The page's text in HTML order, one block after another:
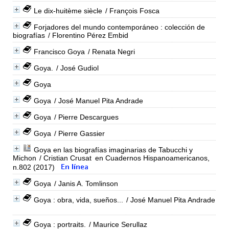
Le dix-huitème siècle / François Fosca
Forjadores del mundo contemporáneo : colección de
biografías / Florentino Pérez Embid
Francisco Goya / Renata Negri
Goya.
/ José Gudiol
Goya
Goya / José Manuel Pita Andrade
Goya / Pierre Descargues
Goya / Pierre Gassier
Goya en las biografías imaginarias de Tabucchi y
Michon / Cristian Crusat en Cuadernos Hispanoamericanos,
n.802 (2017)
Goya / Janis A. Tomlinson
Goya : obra, vida, sueños...
/ José Manuel Pita Andrade
Goya : portraits. / Maurice Serullaz